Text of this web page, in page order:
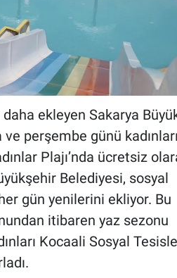
ekleyen Sakarya
perşembe günü kadınları
Plajı’nda ücretsiz
Belediyesi, sosyal
gün yenilerini ekliyor. Bu
itibaren yaz sezonu
Kocaali Sosyal